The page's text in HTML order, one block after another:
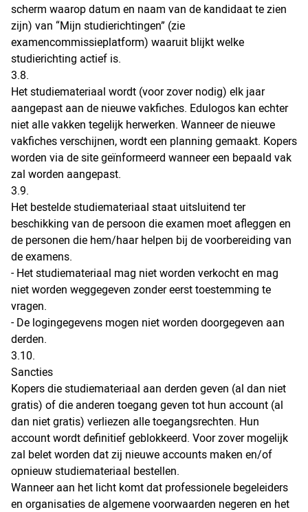
scherm waarop datum en naam van de kandidaat te zien
zijn) van “Mijn studierichtingen” (zie
examencommissieplatform) waaruit blijkt welke
studierichting actief is.
3.8.
Het studiemateriaal wordt (voor zover nodig) elk jaar
aangepast aan de nieuwe vakfiches. Edulogos kan echter
niet alle vakken tegelijk herwerken. Wanneer de nieuwe
vakfiches verschijnen, wordt een planning gemaakt. Kopers
worden via de site geïnformeerd wanneer een bepaald vak
zal worden aangepast.
3.9.
Het bestelde studiemateriaal staat uitsluitend ter
beschikking van de persoon die examen moet afleggen en
de personen die hem/haar helpen bij de voorbereiding van
de examens.
- Het studiemateriaal mag niet worden verkocht en mag
niet worden weggegeven zonder eerst toestemming te
vragen.
- De logingegevens mogen niet worden doorgegeven aan
derden.
3.10.
Sancties
Kopers die studiemateriaal aan derden geven (al dan niet
gratis) of die anderen toegang geven tot hun account (al
dan niet gratis) verliezen alle toegangsrechten. Hun
account wordt definitief geblokkeerd. Voor zover mogelijk
zal belet worden dat zij nieuwe accounts maken en/of
opnieuw studiemateriaal bestellen.
Wanneer aan het licht komt dat professionele begeleiders
en organisaties de algemene voorwaarden negeren en het